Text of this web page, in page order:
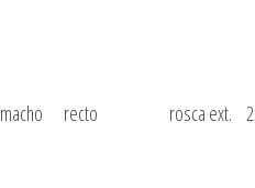
macho recto rosca ext.